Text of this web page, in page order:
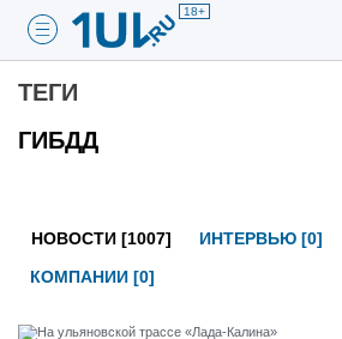
18+
ТЕГИ
ГИБДД
НОВОСТИ [1007] ИНТЕРВЬЮ [0]
КОМПАНИИ [0]